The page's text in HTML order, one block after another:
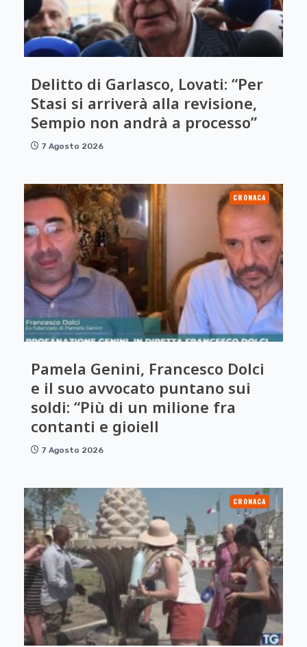
Delitto di Garlasco, Lovati: “Per
Stasi si arriverà alla revisione,
Sempio non andrà a processo”
7 Agosto 2026
CRONACA
Pamela Genini, Francesco Dolci
e il suo avvocato puntano sui
soldi: “Più di un milione fra
contanti e gioiell
7 Agosto 2026
CRONACA